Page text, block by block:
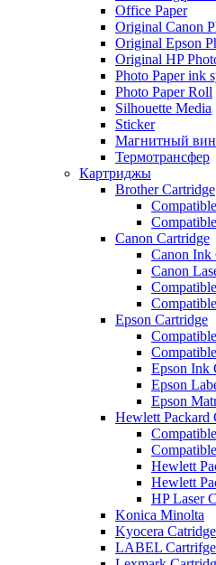
Office Paper
Original Canon
Original Epson
Original HP
Photo Paper ink
Photo Paper Roll
Silhouette Media
Sticker
Магнитный
Термотрансфер
Картриджы
Brother Cartridge
Canon Cartridge
Canon Ink
Canon
Epson Cartridge
Epson Ink
Epson
Epson
Hewlett Packard
Hewlett
Hewlett
HP Laser
Konica Minolta
Kyocera Catridge
LABEL Cartrifge